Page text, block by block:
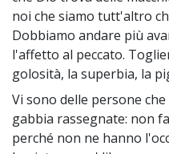
noi che siamo tutt'altro
Dobbiamo andare più
l'affetto al peccato.
golosità, la superbia, la
Vi sono delle persone
gabbia rassegnate: non
perché non ne hanno